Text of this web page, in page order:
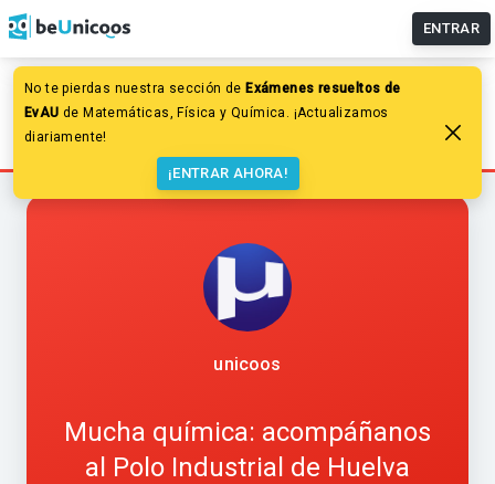
ENTRAR
No te pierdas nuestra sección de Exámenes resueltos de
EvAU de Matemáticas, Física y Química. ¡Actualizamos
diariamente!
¡ENTRAR AHORA!
Química Especiales
uniQoos
Mucha química: acompáñanos al Polo Industrial de
Huelva
unicoos
Mucha química: acompáñanos
al Polo Industrial de Huelva